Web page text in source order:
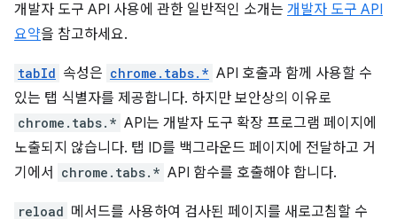
개발자 도구 API 사용에 관한 일반적인 소개는 개발자 도구 API
요약을 참고하세요.
tabId 속성은 chrome.tabs.* API 호출과 함께 사용할 수
있는 탭 식별자를 제공합니다. 하지만 보안상의 이유로
chrome.tabs.* API는 개발자 도구 확장 프로그램 페이지에
노출되지 않습니다. 탭 ID를 백그라운드 페이지에 전달하고 거
기에서
chrome.tabs.* API 함수를 호출해야 합니다.
reload 메서드를 사용하여 검사된 페이지를 새로고침할 수